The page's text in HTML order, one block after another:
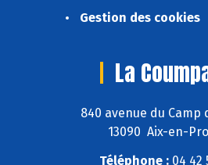
Gestion des cookies
La
840 avenue du Camp
13090 Aix-en-
Téléphone : 04 42